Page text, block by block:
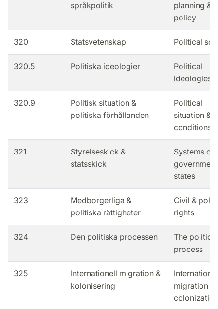
språkpolitik
planning &
policy
320 Statsvetenskap Political
320.5 Politiska ideologier
Political
ideologies
320.9
Politisk situation &
politiska förhållanden
Political
situation &
conditions
321
Styrelseskick &
statsskick
Systems of
states
323
Medborgerliga &
politiska rättigheter
Civil &
rights
324 Den politiska processen
The political
process
325
Internationell migration &
kolonisering
International
migration &
colonization